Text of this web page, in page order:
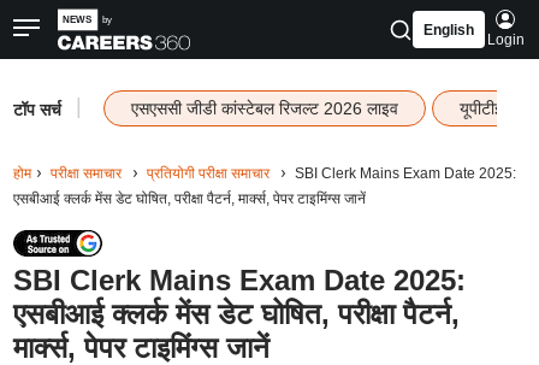
English
Login
टॉप सर्च एसएससी जीडी कांस्टेबल रिजल्ट 2026 लाइव यूपीटीईटी
होम परीक्षा समाचार प्रतियोगी परीक्षा समाचार
SBI Clerk Mains Exam Date 2025:
एसबीआई क्लर्क मेंस डेट घोषित, परीक्षा पैटर्न, मार्क्स, पेपर टाइमिंग्स जानें
SBI Clerk Mains Exam Date 2025:
एसबीआई क्लर्क मेंस डेट घोषित, परीक्षा पैटर्न,
मार्क्स, पेपर टाइमिंग्स जानें